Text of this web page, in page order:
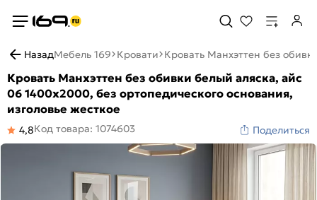
НазадМебель 169 Кровати Кровать Манхэттен без
Кровать Манхэттен без обивки белый аляска, айс
06 1400x2000, без ортопедического основания,
изголовье жесткое
4,8Код товара: 1074603 Поделиться